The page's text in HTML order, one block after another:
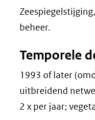
beheer.
Temporele
1993 of later
uitbreidend
2 x per jaar;